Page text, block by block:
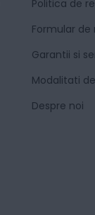
Politica de
Formular de
Garantii si
Modalitati
Despre noi